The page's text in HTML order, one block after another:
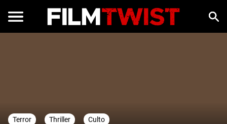
Terror Thriller Culto